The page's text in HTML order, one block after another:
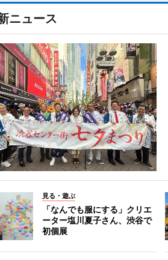
ニュース
見る・遊ぶ
「なんでも服にする」クリエ
ーター塩川夏子さん、渋谷で
初個展